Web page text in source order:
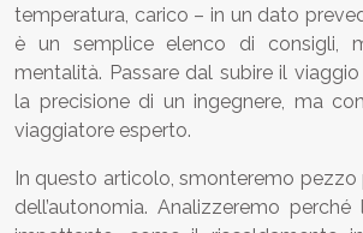
temperatura, carico – in un dato
è un semplice elenco di consigli,
mentalità. Passare dal subire il
la precisione di un ingegnere, ma
viaggiatore esperto.
In questo articolo, smonteremo pezzo
dell’autonomia. Analizzeremo